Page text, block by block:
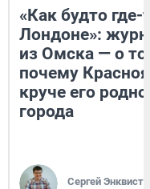
«Как будто где-
Лондоне»:
из Омска — о
почему
круче его
города
Сергей Энквист